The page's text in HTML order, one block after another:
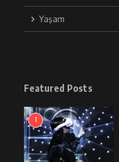
Yaşam
Featured Posts
1